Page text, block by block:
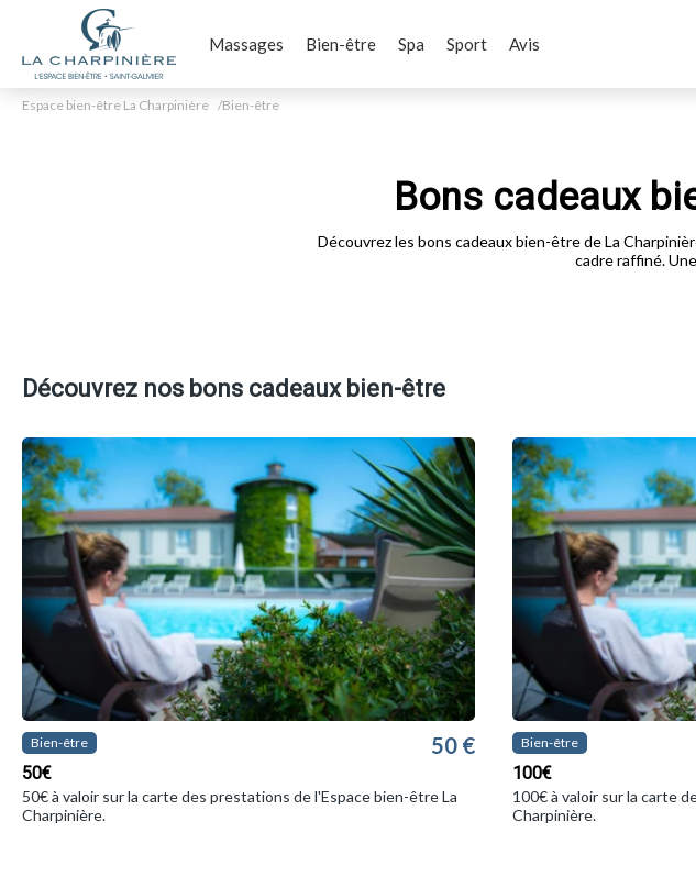
Massages Bien-être Spa Sport Avis
Espace bien-être La Charpinière Bien-être
Bons cadeaux
Découvrez les bons cadeaux bien-être de La
cadre raffiné.
Découvrez nos bons cadeaux bien-être
Bien-être
50€
50 €
50€ à valoir sur la carte des prestations de l'Espace bien-être La
Charpinière.
Bien-être
100€
100€ à valoir sur la carte
Charpinière.